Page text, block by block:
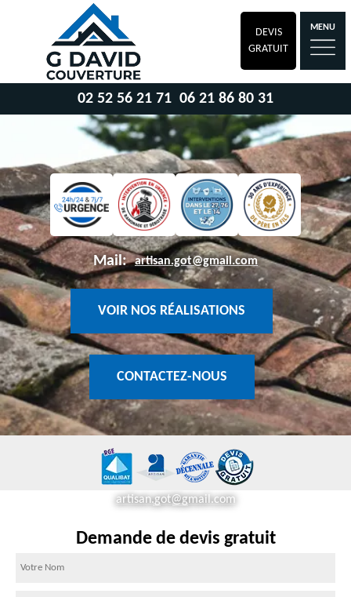
DEVIS
GRATUIT
MENU
02 52 56 21 71 06 21 86 80 31
Mail: artisan.got@gmail.com
VOIR NOS RÉALISATIONS
CONTACTEZ-NOUS
artisan.got@gmail.com
Demande de devis gratuit